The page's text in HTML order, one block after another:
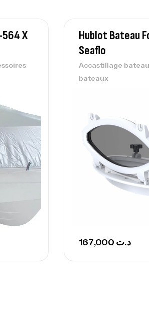
Sunset Beachstriker Surf Hybrid
Sunset Secret Cove 450 Cm 100
G
,Surfcasting
د.ت768,000
د.ت692,000
Sunset Secret Cove 420 Cm 100
G
,
564 X
Hublot Bateau
Seaflo
Accastillage bateau
bateaux
د.ت